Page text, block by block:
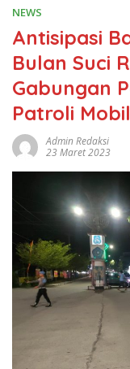
NEWS
Antisipasi
Bulan Suci
Gabungan
Patroli
Admin Redaksi
23 Maret 2023